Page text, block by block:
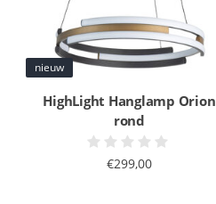
nieuw
HighLight Hanglamp Orion
rond
€299,00